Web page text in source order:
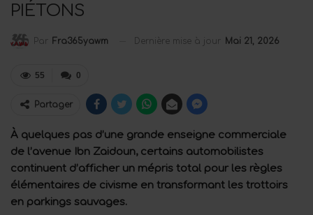
PIÉTONS
Par Fra365yawm Dernière mise à jour Mai 21, 2026
0
55
Partager
À quelques pas d’une grande enseigne commerciale
de l’avenue Ibn Zaidoun, certains automobilistes
continuent d’afficher un mépris total pour les règles
élémentaires de civisme en transformant les trottoirs
en parkings sauvages.